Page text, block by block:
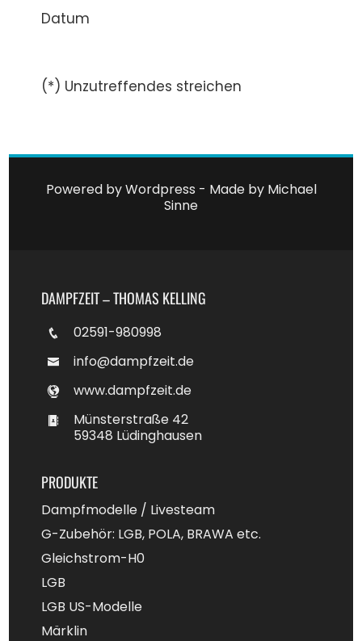
Datum
(*) Unzutreffendes streichen
Powered by Wordpress - Made by Michael
Sinne
DAMPFZEIT – THOMAS KELLING
02591-980998
info@dampfzeit.de
www.dampfzeit.de
Münsterstraße 42
59348 Lüdinghausen
PRODUKTE
Dampfmodelle / Livesteam
G-Zubehör: LGB, POLA, BRAWA etc.
Gleichstrom-H0
LGB
LGB US-Modelle
Märklin